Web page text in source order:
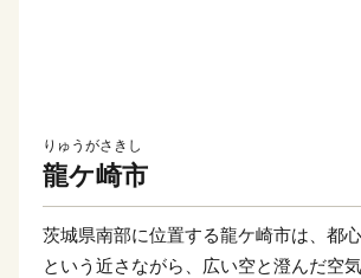
りゅうがさきし
龍ケ崎市
茨城県南部に位置する龍ケ崎市は、都
という近さながら、広い空と澄んだ空